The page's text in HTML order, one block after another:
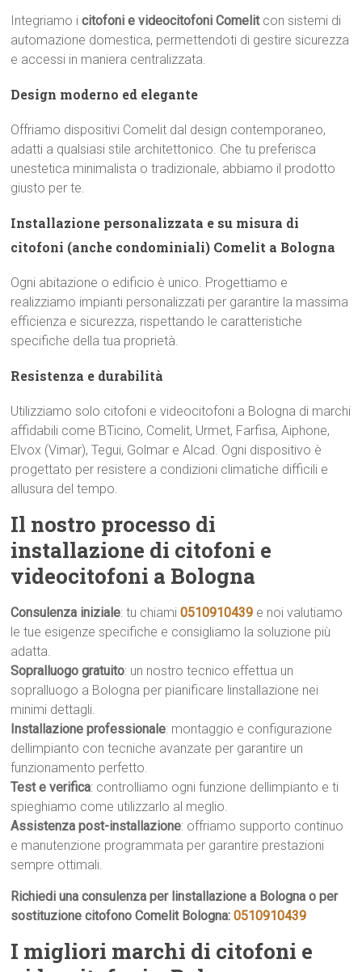
Integriamo icitofoni e videocitofoni Comelitcon sistemi di
automazione domestica, permettendoti di gestire sicurezza
e accessi in maniera centralizzata.
Design moderno ed elegante
Offriamo dispositivi Comelit dal design contemporaneo,
adatti a qualsiasi stile architettonico. Che tu preferisca
unestetica minimalista o tradizionale, abbiamo il prodotto
giusto per te.
Installazione personalizzata e su misura di
citofoni (anche condominiali) Comelit a Bologna
Ogni abitazione o edificio è unico. Progettiamo e
realizziamo impianti personalizzati per garantire la massima
efficienza e sicurezza, rispettando le caratteristiche
specifiche della tua proprietà.
Resistenza e durabilità
Utilizziamo solo citofoni e videocitofoni a Bologna di marchi
affidabili come BTicino, Comelit, Urmet, Farfisa, Aiphone,
Elvox (Vimar), Tegui, Golmar e Alcad. Ogni dispositivo è
progettato per resistere a condizioni climatiche difficili e
allusura del tempo.
Il nostro processo di
installazione di citofoni e
videocitofoni a Bologna
Consulenza iniziale: tu chiami0510910439 e noi valutiamo
le tue esigenze specifiche e consigliamo la soluzione più
adatta.
Sopralluogo gratuito: un nostro tecnico effettua un
sopralluogo a Bologna per pianificare linstallazione nei
minimi dettagli.
Installazione professionale: montaggio e configurazione
dellimpianto con tecniche avanzate per garantire un
funzionamento perfetto.
Test e verifica: controlliamo ogni funzione dellimpianto e ti
spieghiamo come utilizzarlo al meglio.
Assistenza post-installazione: offriamo supporto continuo
e manutenzione programmata per garantire prestazioni
sempre ottimali.
Richiedi una consulenza per linstallazione a Bologna o per
sostituzione citofono Comelit Bologna: 0510910439
I migliori marchi di citofoni e